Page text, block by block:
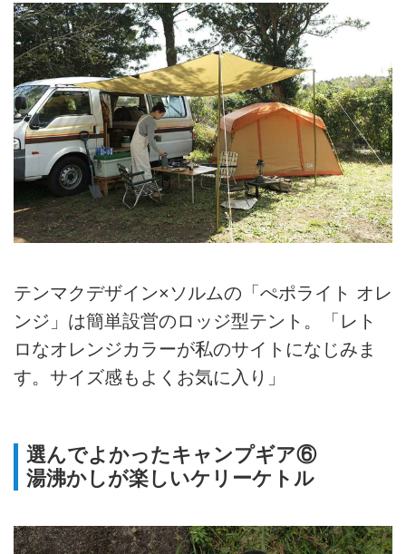
テンマクデザイン×ソルムの「ぺポライト オレ
ンジ」は簡単設営のロッジ型テント。「レト
ロなオレンジカラーが私のサイトになじみま
す。サイズ感もよくお気に入り」
選んでよかったキャンプギア⑥
湯沸かしが楽しいケリーケトル